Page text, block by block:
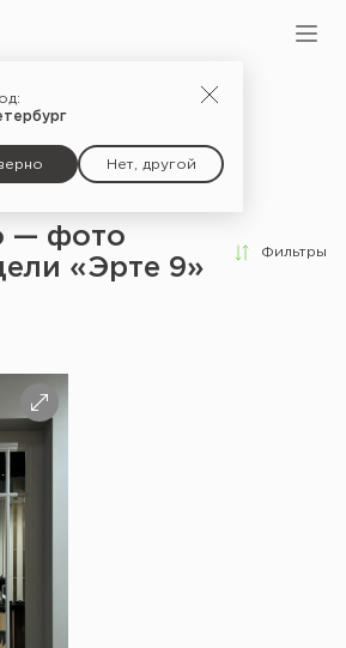
Нет, другой
— фото
«Эрте 9»
Фильтры